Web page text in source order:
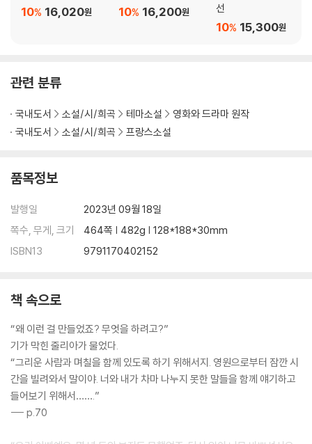
16,020원
10% 16,200원
10%
선
15,300원
10%
관련 분류
국내도서 소설/시/희곡 테마소설
영화와 드라마 원작
국내도서
소설/시/희곡 프랑스소설
품목정보
발행일
2023년 09월 18일
쪽수, 무게, 크기
464쪽 | 482g | 128*188*30mm
ISBN13
9791170402152
책 속으로
“왜 이런 걸 만들었죠? 무엇을 하려고?”
기가 막힌 줄리아가 물었다.
“그리운 사람과 며칠을 함께 있도록 하기 위해서지. 영원으로부터 잠깐 시
간을 빌려와서 말이야. 너와 내가 차마 나누지 못한 말들을 함께 얘기하고
들어보기 위해서…….”
--- p.70